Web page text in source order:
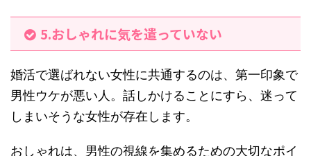
5.おしゃれに気を遣っていない
婚活で選ばれない女性に共通するのは、第一印象で
男性ウケが悪い人。話しかけることにすら、迷って
しまいそうな女性が存在します。
おしゃれは、男性の視線を集めるための大切なポイ